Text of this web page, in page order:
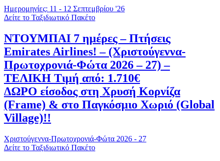
Ημερομηνίες: 11 - 12 Σεπτεμβρίου '26
Δείτε το Ταξιδιωτικό Πακέτο
ΝΤΟΥΜΠΑΙ 7 ημέρες – Πτήσεις
Emirates Airlines! – (Χριστούγεννα-
Πρωτοχρονιά-Φώτα 2026 – 27) –
ΤΕΛΙΚΗ Τιμή από: 1.710€
ΔΩΡΟ είσοδος στη Χρυσή Κορνίζα
(Frame) & στο Παγκόσμιο Χωριό (Global
Village)!!
Χριστούγεννα-Πρωτοχρονιά-Φώτα 2026 - 27
Δείτε το Ταξιδιωτικό Πακέτο